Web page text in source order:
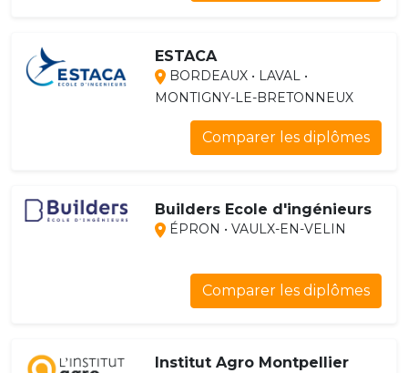
ESTACA
BORDEAUX • LAVAL •
MONTIGNY-LE-BRETONNEUX
Comparer les diplômes
Builders Ecole d'ingénieurs
ÉPRON • VAULX-EN-VELIN
Comparer les diplômes
Institut Agro Montpellier